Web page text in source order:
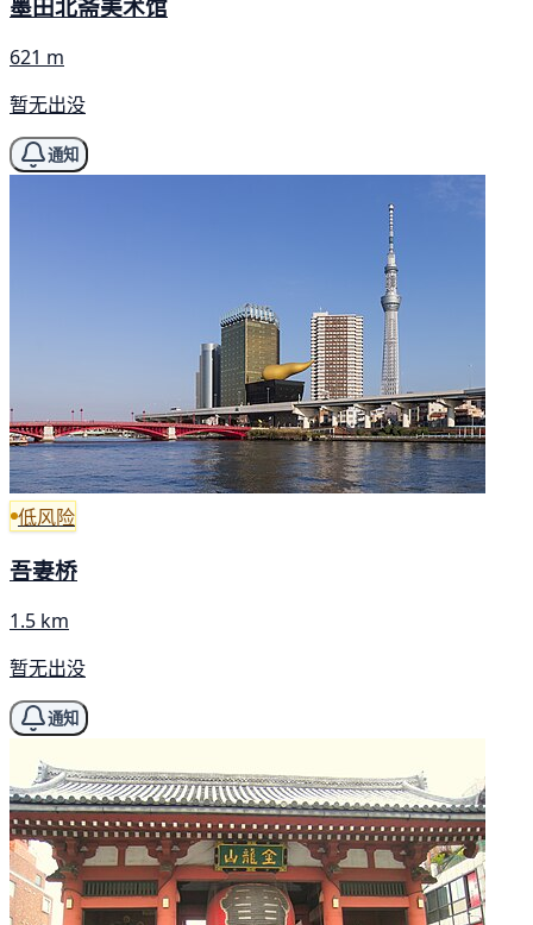
墨田北斋美术馆
621 m
暂无出没
通知
低风险
吾妻桥
1.5 km
暂无出没
通知